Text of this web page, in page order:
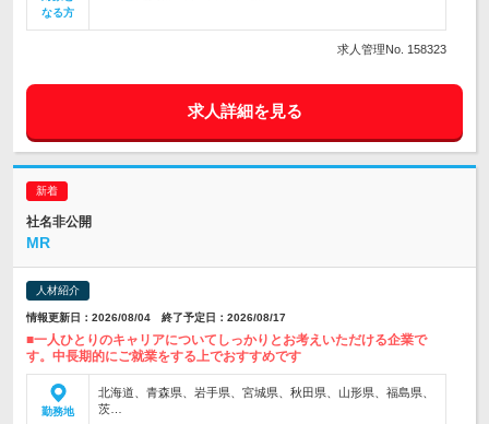
なる方
求人管理No. 158323
求人詳細を見る
社名非公開
MR
人材紹介
情報更新日：2026/08/04 終了予定日：2026/08/17
■一人ひとりのキャリアについてしっかりとお考えいただける企業で
す。中長期的にご就業をする上でおすすめです
勤務地
北海道、青森県、岩手県、宮城県、秋田県、山形県、福島県、
茨…